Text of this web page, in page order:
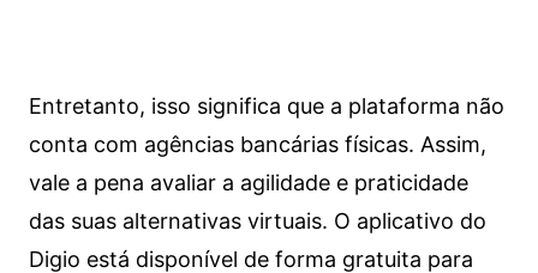
Entretanto, isso significa que a plataforma não
conta com agências bancárias físicas. Assim,
vale a pena avaliar a agilidade e praticidade
das suas alternativas virtuais. O aplicativo do
Digio está disponível de forma gratuita para